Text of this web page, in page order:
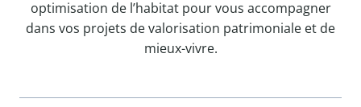
optimisation de l’habitat pour vous accompagner
dans vos projets de valorisation patrimoniale et de
mieux-vivre.